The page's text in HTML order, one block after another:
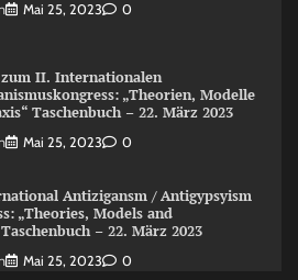
Mai 25, 2023 0
II. Internationalen
„Theorien, Modelle
Taschenbuch – 22. März 2023
Mai 25, 2023 0
Antizigansm / Antigypsyism
„Theories, Models and
– 22. März 2023
Mai 25, 2023 0